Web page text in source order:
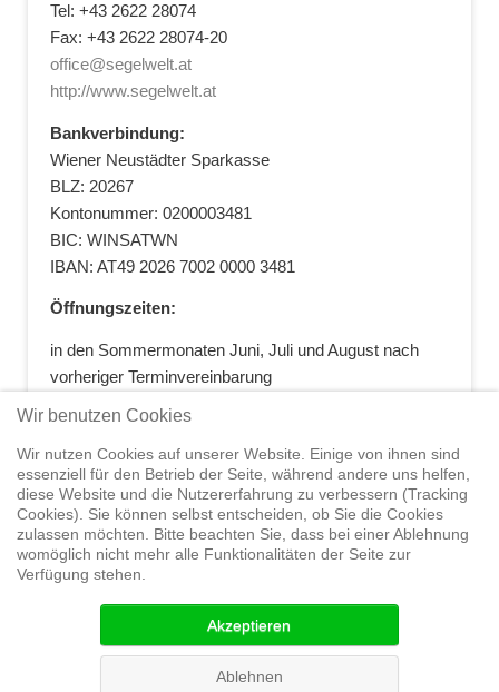
Tel: +43 2622 28074
Fax: +43 2622 28074-20
office@segelwelt.at
http://www.segelwelt.at
Bankverbindung:
Wiener Neustädter Sparkasse
BLZ: 20267
Kontonummer: 0200003481
BIC: WINSATWN
IBAN: AT49 2026 7002 0000 3481
Öffnungszeiten:
in den Sommermonaten Juni, Juli und August nach
vorheriger Terminvereinbarung
Home Shop Trainings Segeltörns Service
Elvstrøm
Sails Yachthandel Sicherheit auf
See
Seminare
© 2015 Segelwelt
Wir benutzen Cookies
Wir nutzen Cookies auf unserer Website. Einige von ihnen sind
essenziell für den Betrieb der Seite, während andere uns helfen,
diese Website und die Nutzererfahrung zu verbessern (Tracking
Cookies). Sie können selbst entscheiden, ob Sie die Cookies
zulassen möchten. Bitte beachten Sie, dass bei einer Ablehnung
womöglich nicht mehr alle Funktionalitäten der Seite zur
Verfügung stehen.
Akzeptieren
Ablehnen